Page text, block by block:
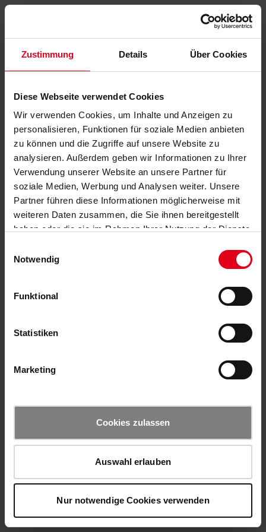
Zustimmung Details Über Cookies
Diese Webseite verwendet Cookies
Wir verwenden Cookies, um Inhalte und Anzeigen zu
personalisieren, Funktionen für soziale Medien anbieten
zu können und die Zugriffe auf unsere Website zu
analysieren. Außerdem geben wir Informationen zu Ihrer
Verwendung unserer Website an unsere Partner für
soziale Medien, Werbung und Analysen weiter. Unsere
Partner führen diese Informationen möglicherweise mit
weiteren Daten zusammen, die Sie ihnen bereitgestellt
haben oder die sie im Rahmen Ihrer Nutzung der Dienste
Notwendig
Funktional
Statistiken
Marketing
Cookies zulassen
Auswahl erlauben
Nur notwendige Cookies verwenden